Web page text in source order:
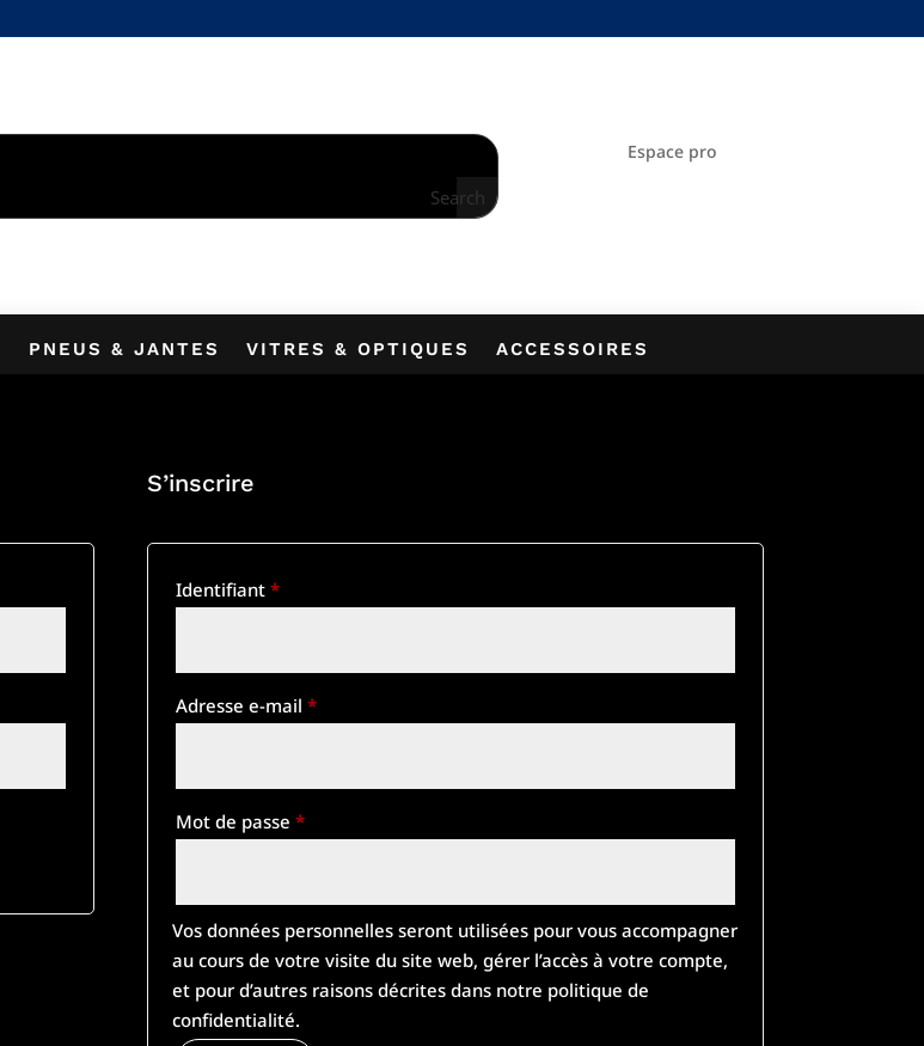
Search
Espace pro
PNEUS & JANTES VITRES & OPTIQUES ACCESSOIRES
S’inscrire
Identifiant *
Adresse e-mail *
Mot de passe *
Vos données personnelles seront utilisées pour vous accompagner
au cours de votre visite du site web, gérer l’accès à votre compte,
et pour d’autres raisons décrites dans notre politique de
confidentialité.